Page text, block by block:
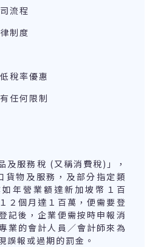
流程
制度
稅率優惠
任何限制
及服務稅 (又稱消費稅)」，
貨物及服務，及部分指定類
年營業額達新加坡幣１百
２個月達１百萬，便需要登
記後，企業便需按時申報消
業的會計人員／會計師來為
誤報或過期的罰金。